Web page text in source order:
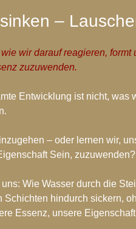
Luminous
Seminare Blog-Archiv-
Blog-Archiv-2019
Blog-Archiv-2016
–
wir darauf reagieren,
zuzuwenden.
Entwicklung ist nicht, was
– oder lernen wir,
Sein, zuzuwenden?
Wie Wasser durch die
Schichten hindurch sickern,
Essenz, unsere